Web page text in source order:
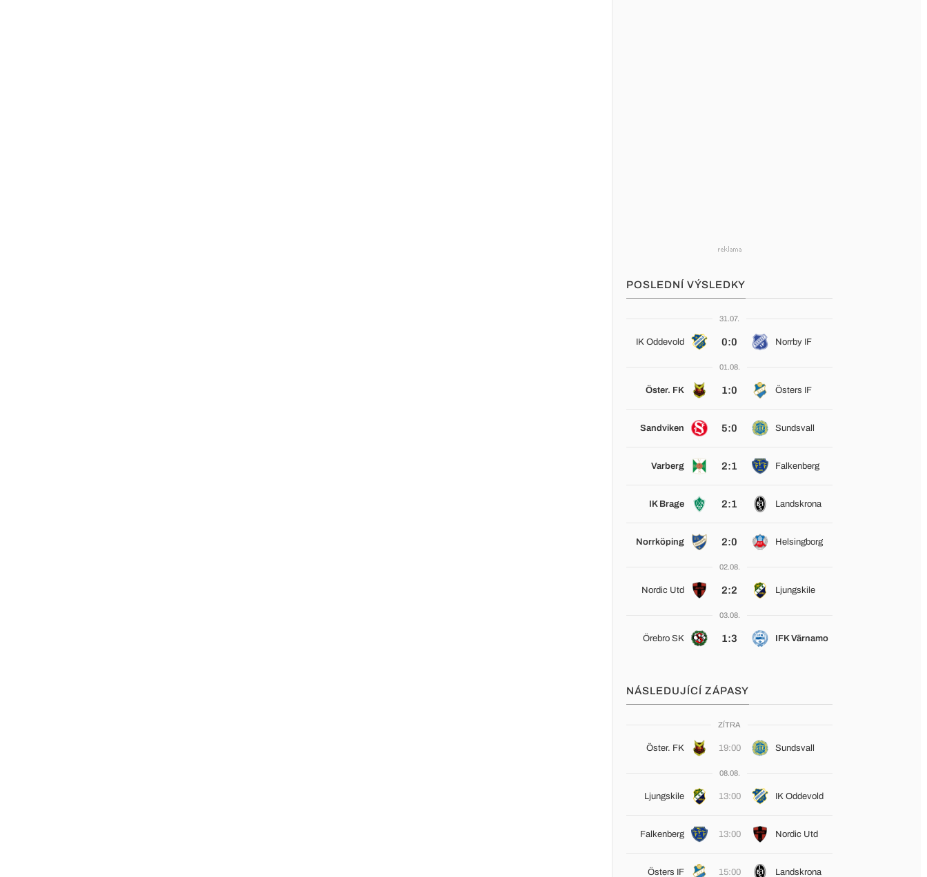
POSLEDNÍ VÝSLEDKY
31.07.
IK Oddevold 0:0 Norrby IF
01.08.
Öster. FK 1:0 Östers IF
Sandviken 5:0 Sundsvall
Varberg 2:1 Falkenberg
IK Brage 2:1 Landskrona
Norrköping 2:0 Helsingborg
02.08.
Nordic Utd 2:2 Ljungskile
03.08.
Örebro SK 1:3 IFK Värnamo
NÁSLEDUJÍCÍ ZÁPASY
ZÍTRA
Öster. FK 19:00 Sundsvall
08.08.
Ljungskile 13:00 IK Oddevold
Falkenberg 13:00 Nordic Utd
Östers IF 15:00 Landskrona